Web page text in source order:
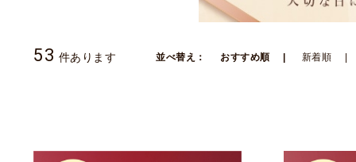
53 件あります 並べ替え： おすすめ順 新着順